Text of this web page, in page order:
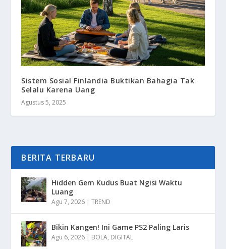
Sistem Sosial Finlandia Buktikan Bahagia Tak
Selalu Karena Uang
Agustus 5, 2025
BERITA TERBARU
Hidden Gem Kudus Buat Ngisi Waktu
Luang
Agu 7, 2026 |TREND
Bikin Kangen! Ini Game PS2 Paling Laris
Agu 6, 2026 | BOLA, DIGITAL